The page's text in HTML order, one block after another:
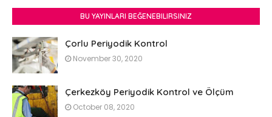
BU YAYINLARI BEĞENEBILIRSINIZ
Çorlu Periyodik Kontrol
November 30, 2020
Çerkezköy Periyodik Kontrol ve Ölçüm
October 08, 2020